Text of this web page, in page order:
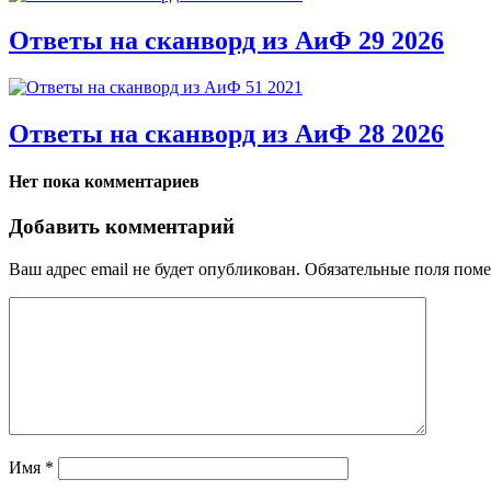
Ответы на сканворд из АиФ 29 2026
Ответы на сканворд из АиФ 28 2026
Нет пока комментариев
Добавить комментарий
Ваш адрес email не будет опубликован. Обязательные поля
Имя *